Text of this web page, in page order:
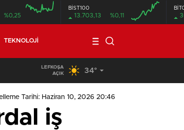
%0,25
BİST100
13.703,13 %0,11
TEKNOLOJI
Meclis, yasama gündemiyle yeniden toplanıyor
LEFKOŞA
AÇIK
34°
Tarihi: Haziran 10, 2026 20:46
iş